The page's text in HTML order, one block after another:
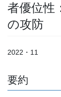
者優位性
の攻防
2022・11
要約